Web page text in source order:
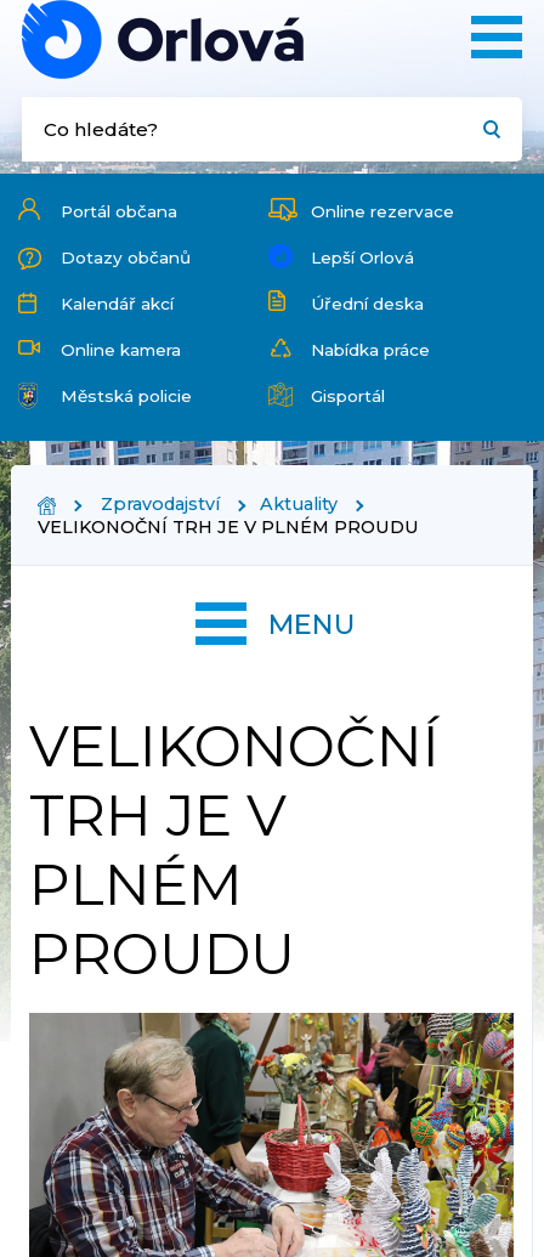
Portál občana Online rezervace
Dotazy občanů Lepší Orlová
Kalendář akcí Úřední deska
Online kamera Nabídka práce
Městská policie Gisportál
Zpravodajství
Aktuality
VELIKONOČNÍ TRH JE V PLNÉM PROUDU
VELIKONOČNÍ
TRH JE V
PLNÉM
PROUDU
MENU